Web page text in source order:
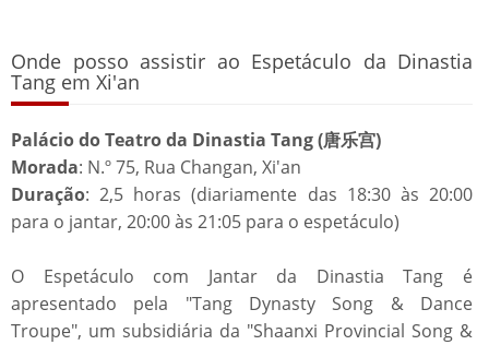
Onde posso assistir ao Espetáculo da Dinastia
Tang em Xi'an
Palácio do Teatro da Dinastia Tang (唐乐宫)
Morada: N.º 75, Rua Changan, Xi'an
Duração: 2,5 horas (diariamente das 18:30 às 20:00
para o jantar, 20:00 às 21:05 para o espetáculo)
O Espetáculo com Jantar da Dinastia Tang é
apresentado pela "Tang Dynasty Song & Dance
Troupe", um subsidiária da "Shaanxi Provincial Song &